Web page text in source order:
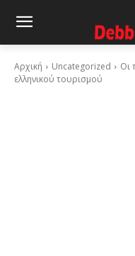
Αρχική Uncategorized
Οι
ελληνικού τουρισμού